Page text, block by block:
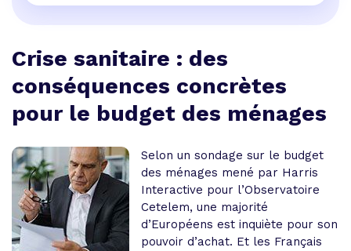
Crise sanitaire : des
conséquences concrètes
pour le budget des ménages
Selon un sondage sur le budget
des ménages mené par Harris
Interactive pour l’Observatoire
Cetelem, une majorité
d’Européens est inquiète pour son
pouvoir d’achat. Et les Français